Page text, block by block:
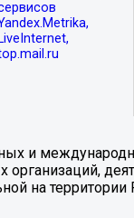
LiveInternet,
и
организаций,
на территории